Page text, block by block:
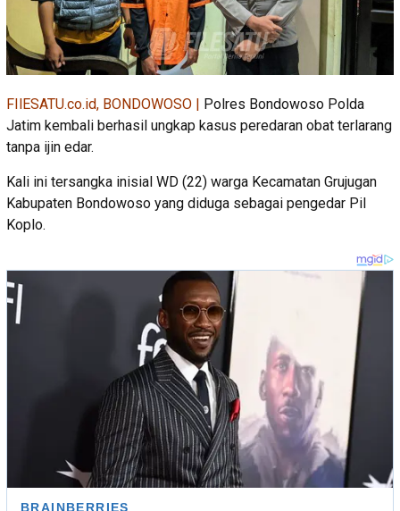
FIlESATU.co.id, BONDOWOSO | Polres Bondowoso Polda
Jatim kembali berhasil ungkap kasus peredaran obat terlarang
tanpa ijin edar.
Kali ini tersangka inisial WD (22) warga Kecamatan Grujugan
Kabupaten Bondowoso yang diduga sebagai pengedar Pil
Koplo.